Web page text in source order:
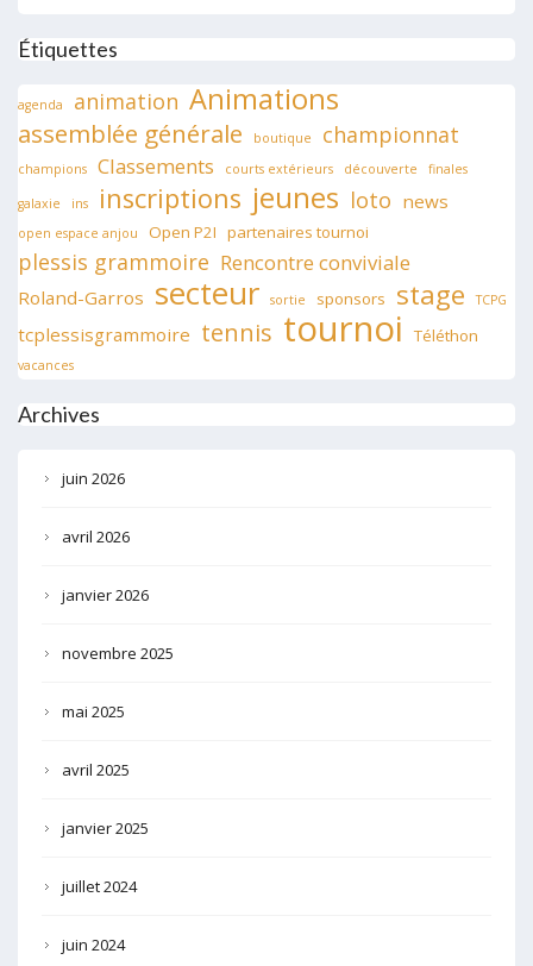
Étiquettes
agenda animation Animations
assemblée générale boutique championnat
champions Classements courts extérieurs découverte finales
galaxie ins inscriptions jeunes loto news
open espace anjou Open P2I partenaires tournoi
plessis grammoire Rencontre conviviale
Roland-Garros secteur sortie sponsors stage TCPG
tcplessisgrammoire tennis tournoi Téléthon
vacances
Archives
juin 2026
avril 2026
janvier 2026
novembre 2025
mai 2025
avril 2025
janvier 2025
juillet 2024
juin 2024